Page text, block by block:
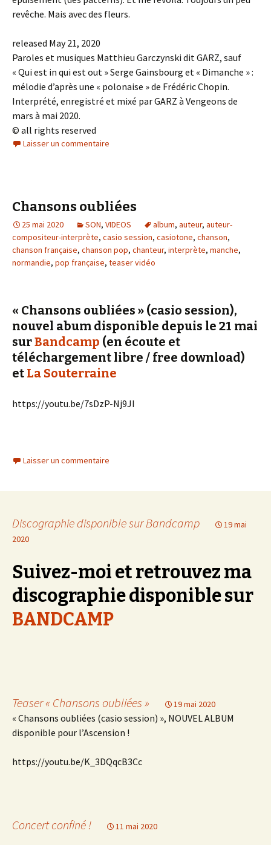
revêche. Mais avec des fleurs.
released May 21, 2020
Paroles et musiques Matthieu Garczynski dit GARZ, sauf
« Qui est in qui est out » Serge Gainsbourg et « Dimanche » :
mélodie d’après une « polonaise » de Frédéric Chopin.
Interprété, enregistré et mixé par GARZ à Vengeons de
mars à mai 2020.
© all rights reserved
Laisser un commentaire
Chansons oubliées
25 mai 2020 SON, VIDEOS album, auteur, auteur-
compositeur-interprète, casio session, casiotone, chanson,
chanson française, chanson pop, chanteur, interprète, manche,
normandie, pop française, teaser vidéo
« Chansons oubliées » (casio session),
nouvel abum disponible depuis le 21 mai
surBandcamp (en écoute et
téléchargement libre / free download)
et La Souterraine
https://youtu.be/7sDzP-Nj9JI
Laisser un commentaire
Discographie disponible sur Bandcamp
19 mai
2020
Suivez-moi et retrouvez ma
discographie disponible sur
BANDCAMP
Teaser « Chansons oubliées » 19 mai 2020
« Chansons oubliées (casio session) », NOUVEL ALBUM
disponible pour l’Ascension !
https://youtu.be/K_3DQqcB3Cc
Concert confiné ! 11 mai 2020